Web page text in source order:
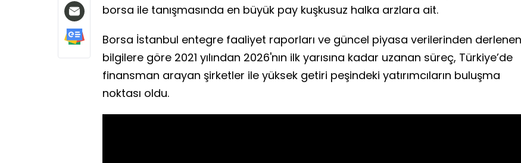
borsa ile tanışmasında en büyük pay kuşkusuz halka arzlara ait.
Borsa İstanbul entegre faaliyet raporları ve güncel piyasa verilerinden derlenen
bilgilere göre 2021 yılından 2026'nın ilk yarısına kadar uzanan süreç, Türkiye’de
finansman arayan şirketler ile yüksek getiri peşindeki yatırımcıların buluşma
noktası oldu.